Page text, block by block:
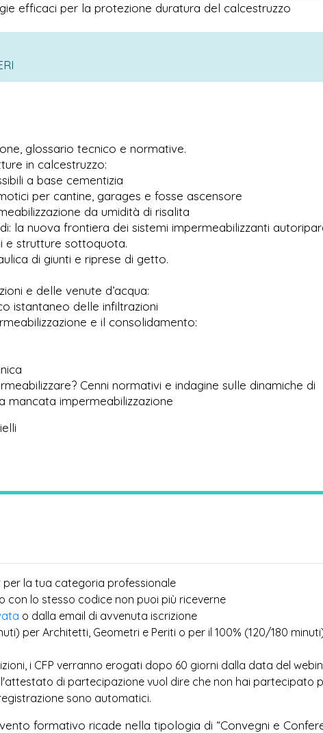
efficaci per la protezione duratura del calcestruzzo
glossario tecnico e normative.
in calcestruzzo:
a base cementizia
per cantine, garages e fosse ascensore
da umidità di risalita
la nuova frontiera dei sistemi impermeabilizzanti
e strutture sottoquota.
di giunti e riprese di getto.
e delle venute d’acqua:
istantaneo delle infiltrazioni
e il consolidamento:
Cenni normativi e indagine sulle dinamiche di
impermeabilizzazione
per la tua categoria professionale
con lo stesso codice non puoi più riceverne
o dalla email di avvenuta iscrizione
per Architetti, Geometri e Periti o per il 100% (120/180
i CFP verranno erogati dopo 60 giorni dalla data del
di partecipazione vuol dire che non hai partecipato
sono automatici.
formativo ricade nella tipologia di “Convegni e